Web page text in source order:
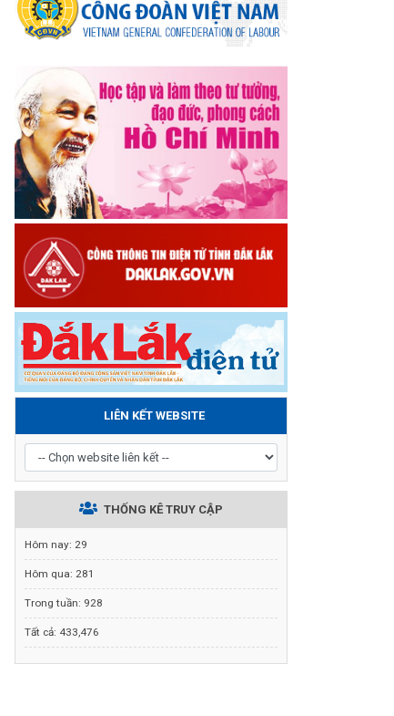
LIÊN KẾT WEBSITE
THỐNG KÊ TRUY CẬP
Hôm nay: 29
Hôm qua: 281
Trong tuần: 928
Tất cả: 433,476